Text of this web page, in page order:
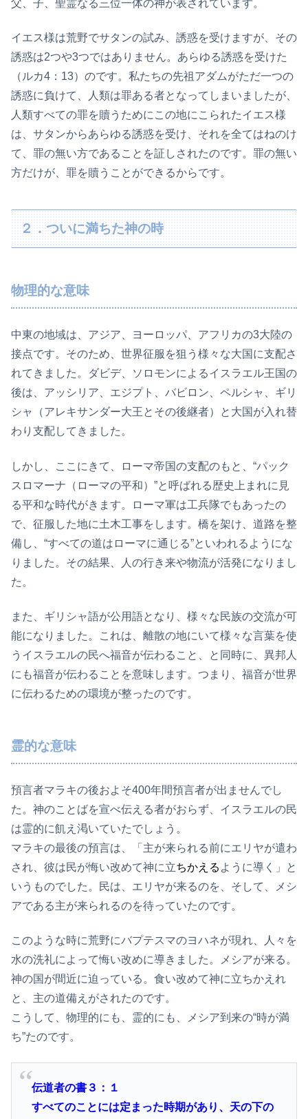
父、子、聖霊なる三位一体の神が表されています。
イエス様は荒野でサタンの試み、誘惑を受けますが、その
誘惑は2つや3つではありません。あらゆる誘惑を受けた
（ルカ4：13）のです。私たちの先祖アダムがただ一つの
誘惑に負けて、人類は罪ある者となってしまいましたが、
人類すべての罪を贖うためにこの地にこられたイエス様
は、サタンからあらゆる誘惑を受け、それを全てはねのけ
て、罪の無い方であることを証しされたのです。罪の無い
方だけが、罪を贖うことができるからです。
２．ついに満ちた神の時
物理的な意味
中東の地域は、アジア、ヨーロッパ、アフリカの3大陸の
接点です。そのため、世界征服を狙う様々な大国に支配さ
れてきました。ダビデ、ソロモンによるイスラエル王国の
後は、アッシリア、エジプト、バビロン、ペルシャ、ギリ
シャ（アレキサンダー大王とその後継者）と大国が入れ替
わり支配してきました。
しかし、ここにきて、ローマ帝国の支配のもと、“パック
スロマーナ（ローマの平和）”と呼ばれる歴史上まれに見
る平和な時代がきます。ローマ軍は工兵隊でもあったの
で、征服した地に土木工事をします。橋を架け、道路を整
備し、“すべての道はローマに通じる”といわれるようにな
りました。その結果、人の行き来や物流が活発になりまし
た。
また、ギリシャ語が公用語となり、様々な民族の交流が可
能になりました。これは、離散の地にいて様々な言葉を使
うイスラエルの民へ福音が伝わること、と同時に、異邦人
にも福音が伝わることを意味します。つまり、福音が世界
に伝わるための環境が整ったのです。
霊的な意味
預言者マラキの後およそ400年間預言者が出ませんでし
た。神のことばを宣べ伝える者がおらず、イスラエルの民
は霊的に飢え渇いていたでしょう。
マラキの最後の預言は、「主が来られる前にエリヤが遣わ
され、彼は民が悔い改めて神に立ちかえる ように導く」と
いうものでした。民は、エリヤが来るのを、そして、メシ
アである主が来られるのを待っていたのです。
このような時に荒野にバプテスマのヨハネが現れ、人々を
水の洗礼によって悔い改めに導きました。メシアが来る。
神の国が間近に迫っている。食い改めて神に立ちかえれ
と、主の道備えがされたのです。
こうして、物理的にも、霊的にも、メシア到来の“時が満
ち”たのです。
伝道者の書３：１
すべてのことには定まった時期があり、天の下の